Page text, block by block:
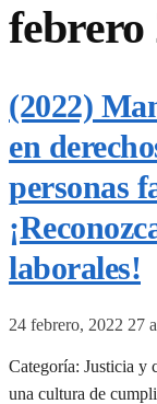
febrero
(2022)
en
personas
laborales!
24 febrero, 2022 27
Categoría: Justicia y
una cultura de